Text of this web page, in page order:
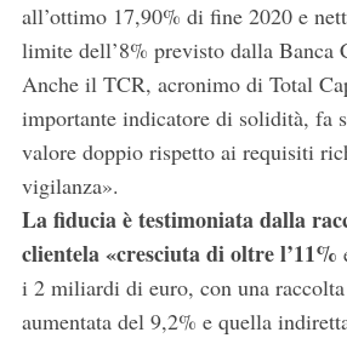
all’ottimo 17,90% di fine 2020 e
limite dell’8% previsto dalla Banca
Anche il TCR, acronimo di Total
importante indicatore di solidità, fa
valore doppio rispetto ai requisiti
vigilanza».
La fiducia è testimoniata dalla
clientela «cresciuta di oltre l’11%
i 2 miliardi di euro, con una
aumentata del 9,2% e quella